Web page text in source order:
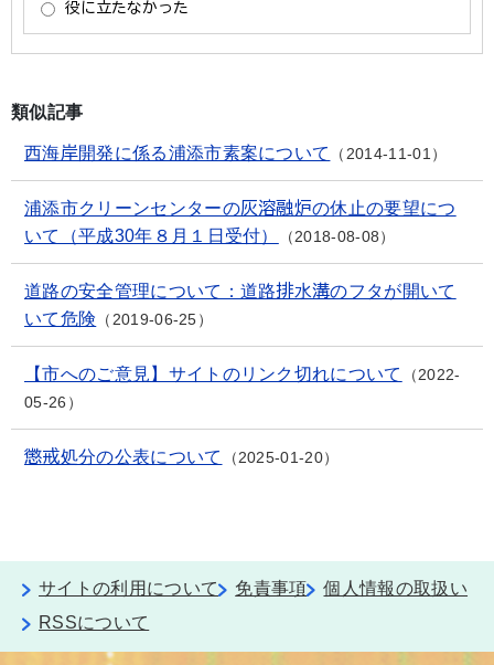
類似記事
西海岸開発に係る浦添市素案について 2014-11-01
浦添市クリーンセンターの灰溶融炉の休止の要望につ
いて（平成30年８月１日受付）
2018-08-08
道路の安全管理について：道路排水溝のフタが開いて
いて危険
2019-06-25
【市へのご意見】サイトのリンク切れについて
2022-
05-26
懲戒処分の公表について 2025-01-20
サイトの利用について 免責事項
個人情報の取扱い
RSSについて